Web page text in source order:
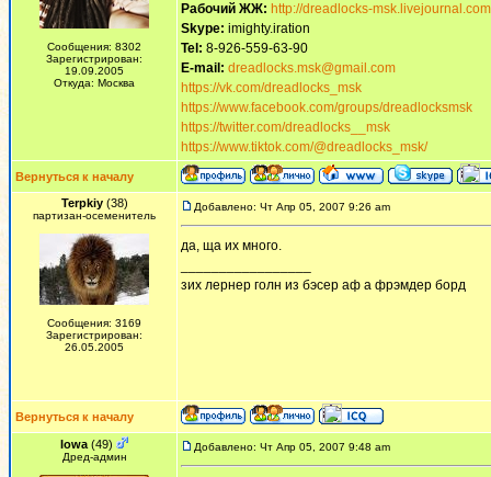
Сообщения: 8302
Зарегистрирован:
19.09.2005
Откуда: Москва
Рабочий ЖЖ: http://dreadlocks-
Skype: imighty.iration
Tel: 8-926-559-63-90
E-mail: dreadlocks.msk@gmail.com
https://vk.com/dreadlocks_msk
https://www.facebook.com/groups/dreadlocksmsk
https://twitter.com/dreadlocks__msk
https://www.tiktok.com/@dreadlocks_msk/
Вернуться к началу
Terpkiy(38)
партизан-осеменитель
Сообщения: 3169
Зарегистрирован:
26.05.2005
Добавлено: Чт Апр 05, 2007 9:26 am
да, ща их много.
зих лернер голн из бэсер аф а фрэмдер борд
Вернуться к началу
Iowa (49)
Дред-админ
Добавлено: Чт Апр 05, 2007 9:48 am